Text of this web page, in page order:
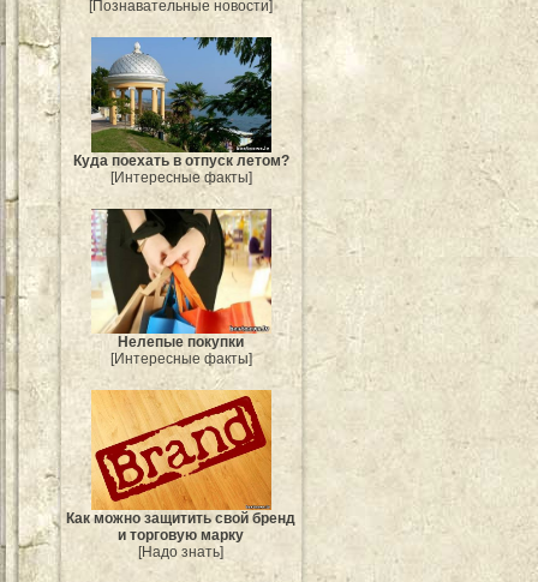
[Познавательные новости]
Куда поехать в отпуск летом?
[Интересные факты]
Нелепые покупки
[Интересные факты]
Как можно защитить свой бренд
и торговую марку
[Надо знать]